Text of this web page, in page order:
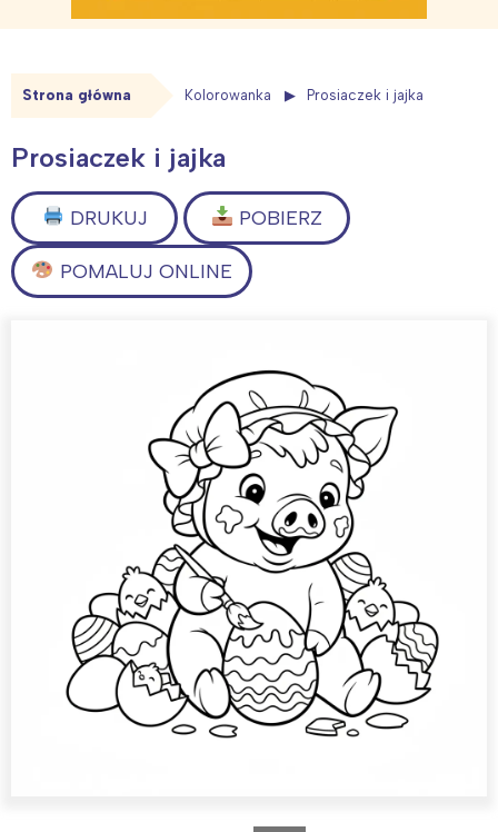
Strona główna Kolorowanka Prosiaczek i jajka
Prosiaczek i jajka
DRUKUJ POBIERZ
POMALUJ ONLINE